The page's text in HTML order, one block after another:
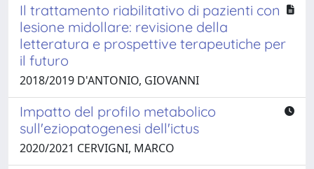
Il trattamento riabilitativo di pazienti con
lesione midollare: revisione della
letteratura e prospettive terapeutiche per
il futuro
2018/2019 D'ANTONIO, GIOVANNI
Impatto del profilo metabolico
sull'eziopatogenesi dell'ictus
2020/2021 CERVIGNI, MARCO